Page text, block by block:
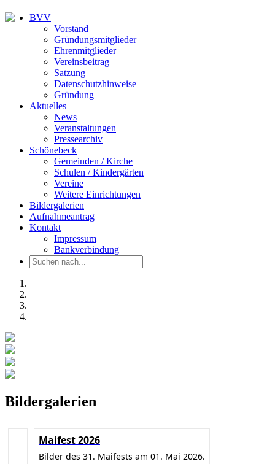
BVV
Vorstand
Gründungsmitglieder
Ehrenmitglieder
Vereinsbeitrag
Satzung
Datenschutzhinweise
Gründung
Aktuelles
News
Veranstaltungen
Pressearchiv
Schönebeck
Gemeinden / Kirche
Schulen / Kindergärten
Vereine
Weitere Einrichtungen
Bildergalerien
Aufnahmeantrag
Kontakt
Impressum
Bankverbindung
Bildergalerien
Maifest 2026
Bilder des 31. Maifests am 01. Mai 2026.